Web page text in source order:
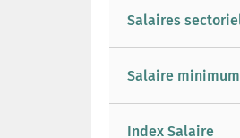
Salaires
Salaire minimum
Index Salaire